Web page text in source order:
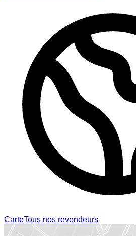
CarteTous nos revendeurs